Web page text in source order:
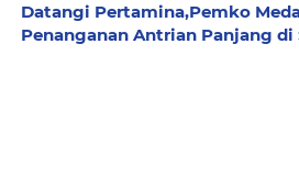
Datangi Pertamina,Pemko
Penanganan Antrian Panjang di